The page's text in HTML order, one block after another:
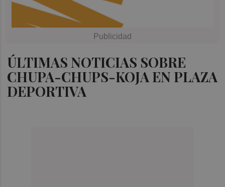
ÚLTIMAS NOTICIAS SOBRE
CHUPA-CHUPS-KOJA EN PLAZA
DEPORTIVA